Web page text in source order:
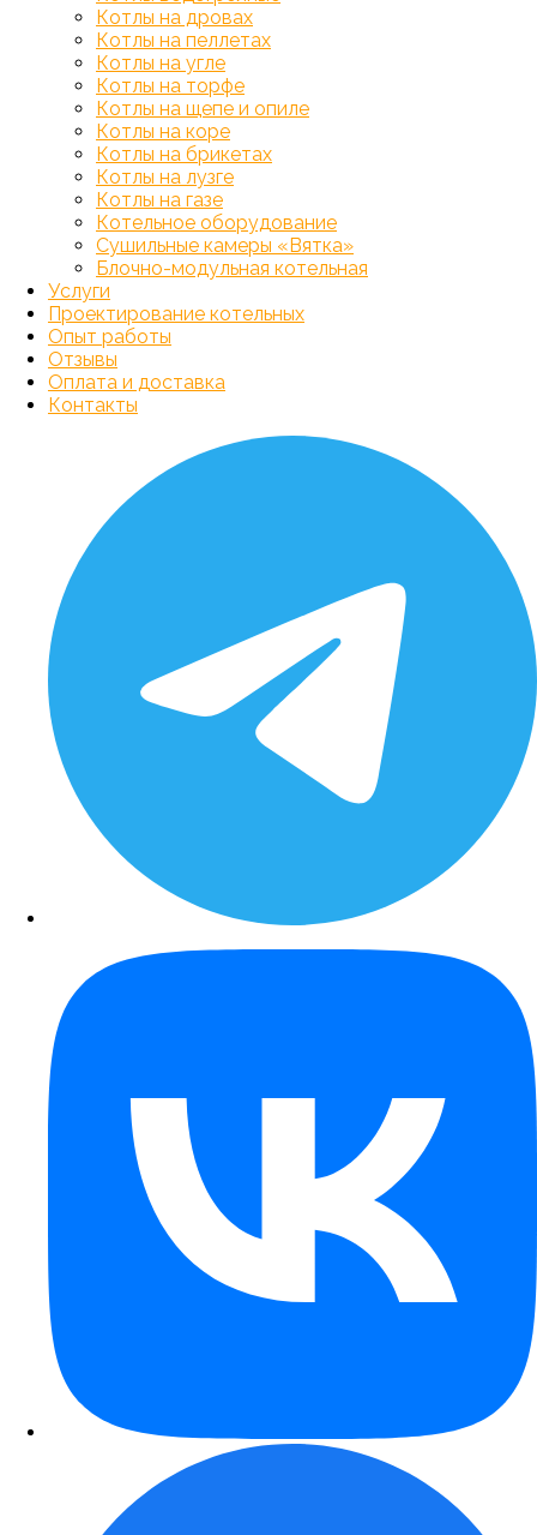
Котлы на дровах
Котлы на пеллетах
Котлы на угле
Котлы на торфе
Котлы на щепе и опиле
Котлы на коре
Котлы на брикетах
Котлы на лузге
Котлы на газе
Котельное оборудование
Сушильные камеры «Вятка»
Блочно-модульная котельная
Услуги
Проектирование котельных
Опыт работы
Отзывы
Оплата и доставка
Контакты